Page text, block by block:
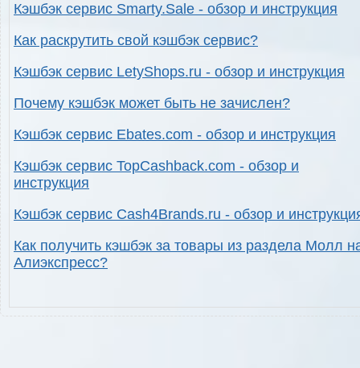
Кэшбэк сервис Smarty.Sale - обзор и инструкция
Как раскрутить свой кэшбэк сервис?
Кэшбэк сервис LetyShops.ru - обзор и инструкция
Почему кэшбэк может быть не зачислен?
Кэшбэк сервис Ebates.com - обзор и инструкция
Кэшбэк сервис TopCashback.com - обзор и
инструкция
Кэшбэк сервис Cash4Brands.ru - обзор и
Как получить кэшбэк за товары из раздела Молл
Алиэкспресс?